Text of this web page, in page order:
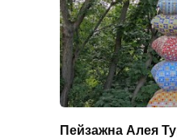
Пейзажна Алея